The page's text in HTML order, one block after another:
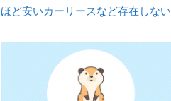
ほど安いカーリースなど存在しな